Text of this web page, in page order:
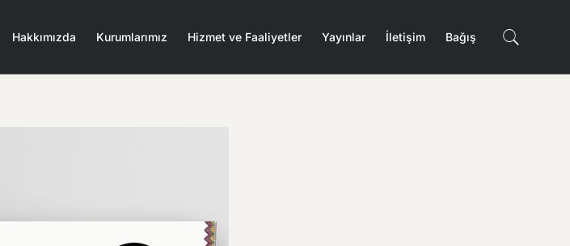
Hakkımızda Kurumlarımız Hizmet ve Faaliyetler Yayınlar İletişim Bağış